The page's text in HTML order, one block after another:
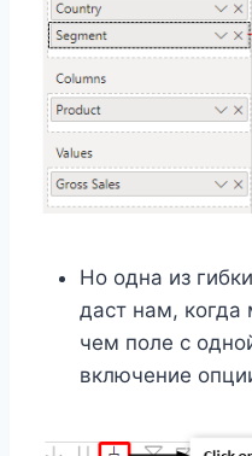
Но одна из
даст нам,
чем поле с
включение